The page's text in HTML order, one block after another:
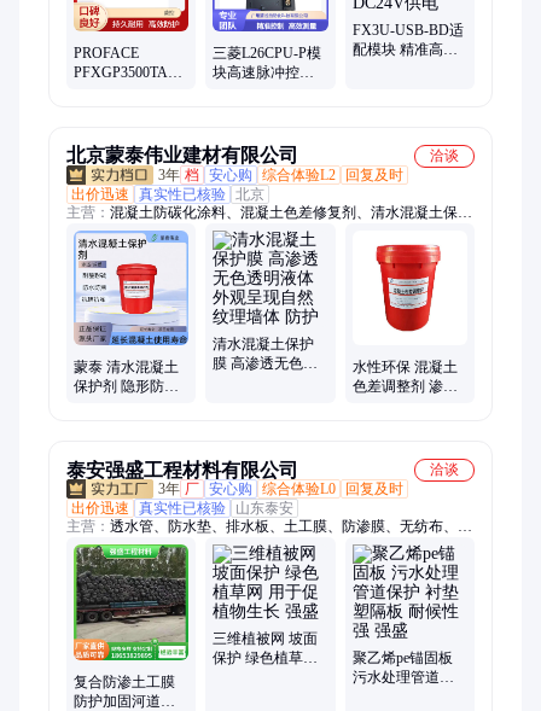
PROFACE
PFXGP3500TAD
三菱L26CPU-P模
块高速脉冲控制
FX3U-USB-BD适
配模块 精准高效
北京蒙泰伟业建材有限公司
洽谈
3年 档 安心购 综合体验L2
回复及时
出价迅速
真实性已核验 北京
主营： 混凝土防碳化涂料、混凝土色差修复剂、清水混凝土保护
剂、清水混凝土防护剂、有机硅憎水剂、硅烷浸渍剂、沥青路面
强化保护剂、混凝土防腐涂料、钢筋阻锈剂、高光乳液
蒙泰 清水混凝土
保护剂 隐形防护
清水混凝土保护
膜 高渗透无色透
水性环保 混凝土
色差调整剂 渗透
泰安强盛工程材料有限公司
洽谈
3年 厂 安心购 综合体验L0
回复及时
出价迅速
真实性已核验
山东泰安
主营： 透水管、防水垫、排水板、土工膜、防渗膜、无纺布、人
工湖、土工布、土工网、盲沟管、塑料盲管、钢塑格栅、速格
垫、锚固板、土工材料、排水片材、土工格栅、排水网垫、土工
席垫、排水盲管、塑料盲沟、护坡三维网、渗排水席垫、塑料疏
水板、鱼塘防水毯
复合防渗土工膜
防护加固河道治
三维植被网 坡面
保护 绿色植草网
聚乙烯pe锚固板
污水处理管道保